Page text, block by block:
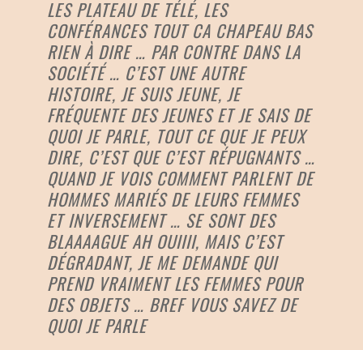
LES PLATEAU DE TÉLÉ, LES
CONFÉRANCES TOUT CA CHAPEAU BAS
RIEN À DIRE … PAR CONTRE DANS LA
SOCIÉTÉ … C’EST UNE AUTRE
HISTOIRE, JE SUIS JEUNE, JE
FRÉQUENTE DES JEUNES ET JE SAIS DE
QUOI JE PARLE, TOUT CE QUE JE PEUX
DIRE, C’EST QUE C’EST RÉPUGNANTS …
QUAND JE VOIS COMMENT PARLENT DE
HOMMES MARIÉS DE LEURS FEMMES
ET INVERSEMENT … SE SONT DES
BLAAAAGUE AH OUIIII, MAIS C’EST
DÉGRADANT, JE ME DEMANDE QUI
PREND VRAIMENT LES FEMMES POUR
DES OBJETS … BREF VOUS SAVEZ DE
QUOI JE PARLE